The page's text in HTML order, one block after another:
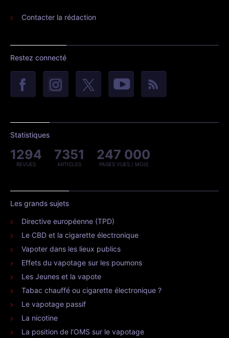
Contacter la rédaction
Restez connecté
Statistiques
1294
REVUES
7351
ARTICLES
247 000
PAGES VUES / MOIS
Les grands sujets
Directive européenne (TPD)
Le CBD et la cigarette électronique
Vapoter dans les lieux publics
Effets du vapotage sur les poumons
Les Jeunes et la vapote
Tabac chauffé ou cigarette électronique ?
Le vapotage passif
La nicotine
La position de l’OMS sur le vapotage